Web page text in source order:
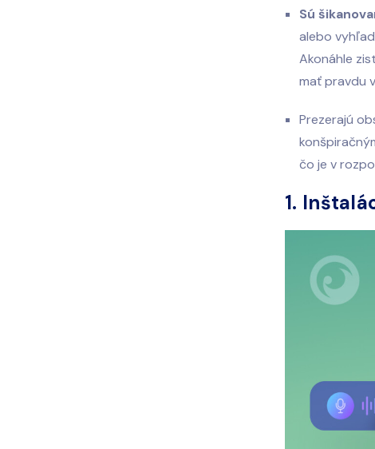
Sú
alebo
Akonáhle
mať pravdu
Prezerajú
čo je v
1.